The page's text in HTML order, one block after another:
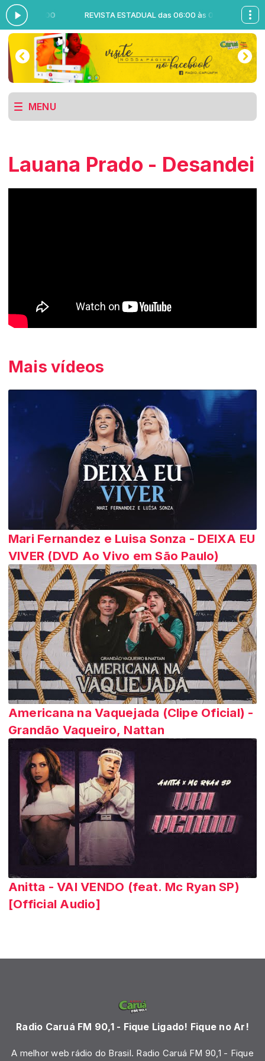
às 09:00 REVISTA ESTADUAL das 06:00 às 09:00
MENU
Lauana Prado - Desandei
Mais vídeos
Mari Fernandez e Luisa Sonza - DEIXA EU
VIVER (DVD Ao Vivo em São Paulo)
Americana na Vaquejada (Clipe Oficial) -
Grandão Vaqueiro, Nattan
Anitta - VAI VENDO (feat. Mc Ryan SP)
[Official Audio]
Radio Caruá FM 90,1 - Fique Ligado! Fique no Ar!
A melhor web rádio do Brasil. Radio Caruá FM 90,1 - Fique